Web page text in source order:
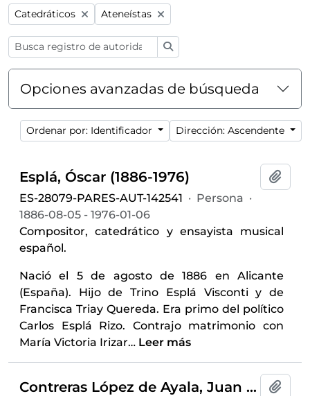
Remove filter:
Catedráticos Remove filter:
Ateneístas
Opciones avanzadas de búsqueda
Ordenar por: Identificador Dirección: Ascendente
Esplá, Óscar (1886-1976)
ES-28079-PARES-AUT-142541 · Persona ·
1886-08-05 - 1976-01-06
Compositor, catedrático y ensayista musical
español.
Nació el 5 de agosto de 1886 en Alicante
(España). Hijo de Trino Esplá Visconti y de
Francisca Triay Quereda. Era primo del político
Carlos Esplá Rizo. Contrajo matrimonio con
María Victoria Irizar… Leer más
Contreras López de Ayala, Juan de (1893-1978)